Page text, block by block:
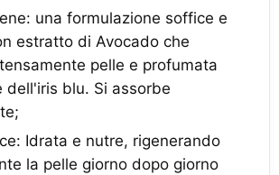
una formulazione soffice e
estratto di Avocado che
pelle e profumata
dell'iris blu. Si assorbe
Idrata e nutre, rigenerando
la pelle giorno dopo giorno